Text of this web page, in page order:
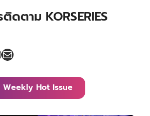
ดตาม KORSERIES
Mail
Weekly Hot Issue